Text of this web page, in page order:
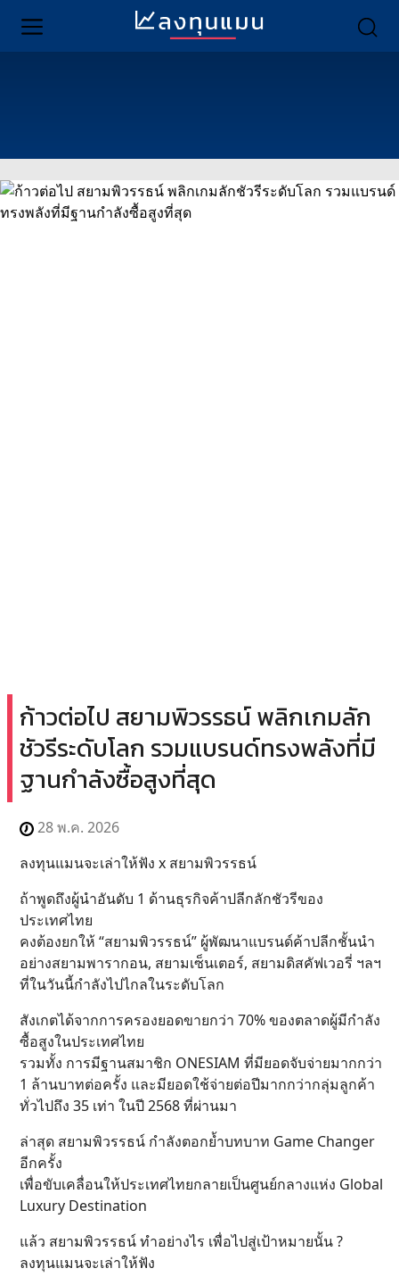
ก้าวต่อไป สยามพิวรรธน์ พลิกเกมลัก
ชัวรีระดับโลก รวมแบรนด์ทรงพลังที่มี
ฐานกำลังซื้อสูงที่สุด
28 พ.ค. 2026
ลงทุนแมนจะเล่าให้ฟัง x สยามพิวรรธน์
ถ้าพูดถึงผู้นำอันดับ 1 ด้านธุรกิจค้าปลีกลักชัวรีของ
ประเทศไทย
คงต้องยกให้ “สยามพิวรรธน์” ผู้พัฒนาแบรนด์ค้าปลีกชั้นนำ
อย่างสยามพารากอน, สยามเซ็นเตอร์, สยามดิสคัฟเวอรี่ ฯลฯ
ที่ในวันนี้กำลังไปไกลในระดับโลก
สังเกตได้จากการครองยอดขายกว่า 70% ของตลาดผู้มีกำลัง
ซื้อสูงในประเทศไทย
รวมทั้ง การมีฐานสมาชิก ONESIAM ที่มียอดจับจ่ายมากกว่า
1 ล้านบาทต่อครั้ง และมียอดใช้จ่ายต่อปีมากกว่ากลุ่มลูกค้า
ทั่วไปถึง 35 เท่า ในปี 2568 ที่ผ่านมา
ล่าสุด สยามพิวรรธน์ กำลังตอกย้ำบทบาท Game Changer
อีกครั้ง
เพื่อขับเคลื่อนให้ประเทศไทยกลายเป็นศูนย์กลางแห่ง Global
Luxury Destination
แล้ว สยามพิวรรธน์ ทำอย่างไร เพื่อไปสู่เป้าหมายนั้น ?
ลงทุนแมนจะเล่าให้ฟัง